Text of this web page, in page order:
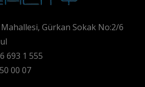
Gürkan Sokak No:2/6
693 1 555
00 07